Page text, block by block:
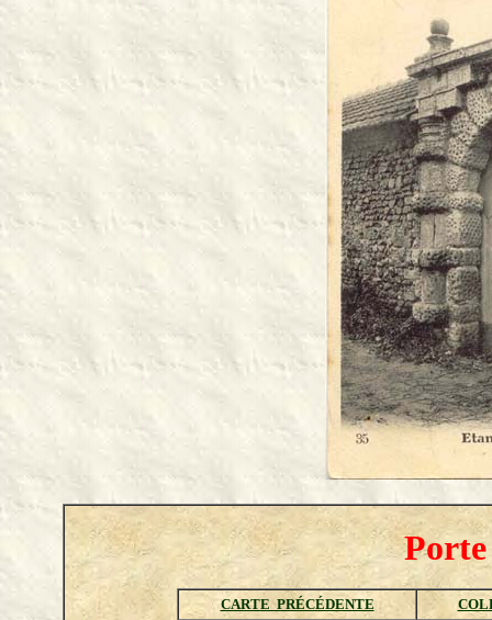
Porte
CARTE PRÉCÉDENTE